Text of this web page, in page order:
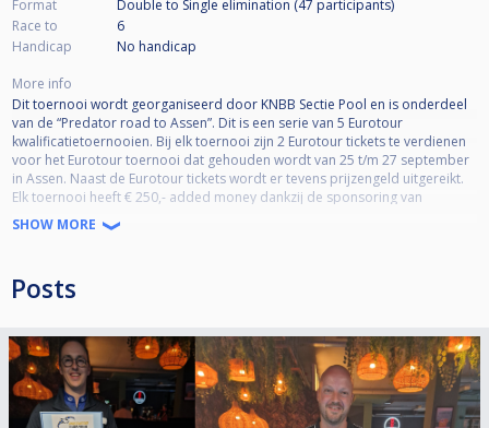
Format
Double to Single elimination (47 participants)
Race to
6
Handicap
No handicap
More info
Dit toernooi wordt georganiseerd door KNBB Sectie Pool en is onderdeel
van de “Predator road to Assen”. Dit is een serie van 5 Eurotour
kwalificatietoernooien. Bij elk toernooi zijn 2 Eurotour tickets te verdienen
voor het Eurotour toernooi dat gehouden wordt van 25 t/m 27 september
in Assen. Naast de Eurotour tickets wordt er tevens prijzengeld uitgereikt.
Elk toernooi heeft € 250,- added money dankzij de sponsoring van
Predator.
deelnemers (Inschrijfgeld € 40,-). Bij een vol veld is er maar liefst € 2000,-
Er wordt gespeeld op 16 tafels en deze zijn allemaal gefit met Iwan
Simonis. Alle tafels zijn daarnaast voorzien van een Aramith Pro set. Er
wordt gespeeld in een 64 man DKO schema, waarvan er 16 doorgaan naar
een SKO schema. Daar worden de prijzen verdeeld.
SHOW MORE
Posts